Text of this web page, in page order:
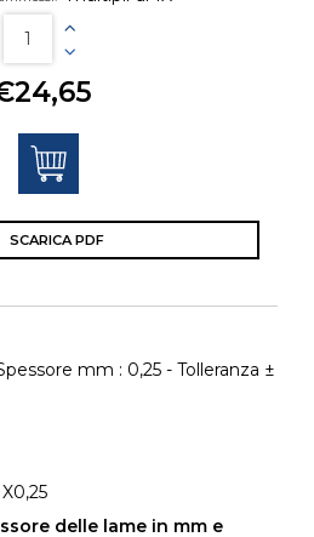
SCARICA PDF
mm : 0,25 - Tolleranza ±
delle lame in mm e